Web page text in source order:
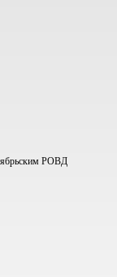
РОВД